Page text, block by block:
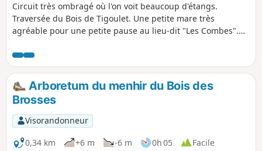
Circuit très ombragé où l'on voit beaucoup d'étangs.
Traversée du Bois de Tigoulet. Une petite mare très
agréable pour une petite pause au lieu-dit "Les Combes".
Arboretum du menhir du Bois des
Brosses
Visorandonneur
0,34 km
+6 m -6 m 0h 05
Facile